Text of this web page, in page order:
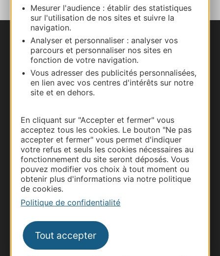
Mesurer l'audience : établir des statistiques
sur l'utilisation de nos sites et suivre la
navigation.
Analyser et personnaliser : analyser vos
parcours et personnaliser nos sites en
fonction de votre navigation.
Vous adresser des publicités personnalisées,
en lien avec vos centres d'intérêts sur notre
site et en dehors.
En cliquant sur "Accepter et fermer" vous
acceptez tous les cookies. Le bouton "Ne pas
accepter et fermer" vous permet d'indiquer
votre refus et seuls les cookies nécessaires au
fonctionnement du site seront déposés. Vous
pouvez modifier vos choix à tout moment ou
obtenir plus d'informations via notre politique
de cookies.
Politique de confidentialité
Tout accepter
Nous contacter
Carte interactive
Documentation
Business/Mice
Pros d'Occitanie